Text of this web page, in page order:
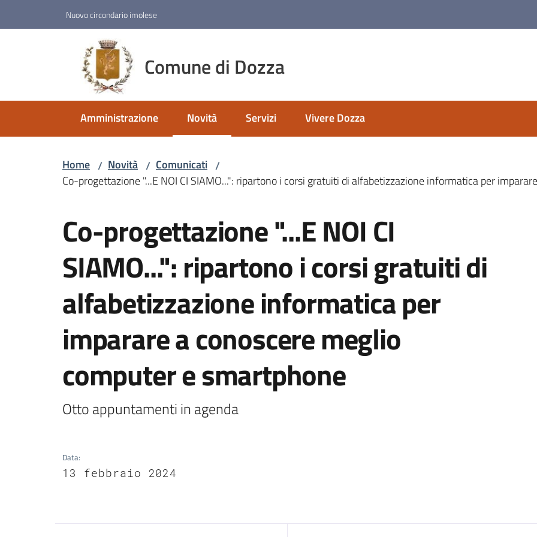
Nuovo circondario imolese
Comune di Dozza
Amministrazione Novità
Menu selezionato
Servizi Vivere Dozza
Home / Novità / Comunicati /
Co-progettazione "...E NOI CI SIAMO...": ripartono i corsi gratuiti di alfabetizzazione informatica per
Co-progettazione "...E NOI CI
SIAMO...": ripartono i corsi gratuiti di
alfabetizzazione informatica per
imparare a conoscere meglio
computer e smartphone
Otto appuntamenti in agenda
Data:
13 febbraio 2024